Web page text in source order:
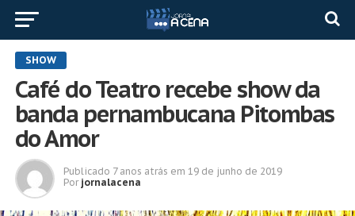
SHOW
Café do Teatro recebe show da
banda pernambucana Pitombas
do Amor
Publicado 7 anos atrás em 19 de junho de 2019
Por jornalacena